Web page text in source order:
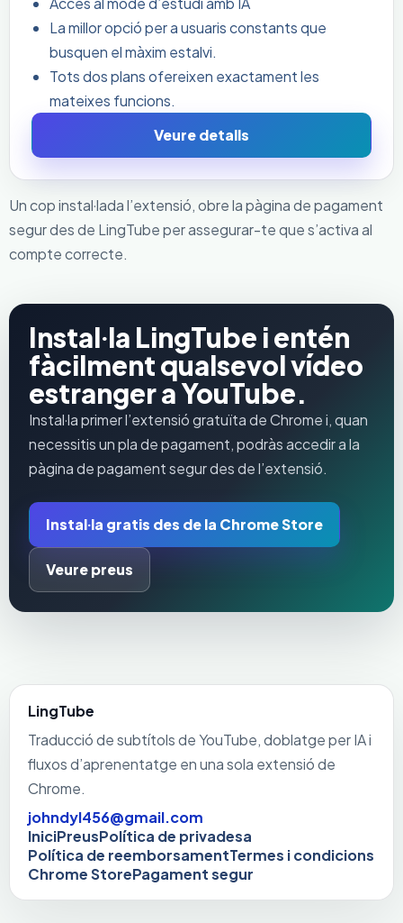
La millor opció per a usuaris constants que
busquen el màxim estalvi.
Tots dos plans ofereixen exactament les
mateixes funcions.
Veure detalls
Un cop instal·lada l’extensió, obre la pàgina de pagament
segur des de LingTube per assegurar-te que s’activa al
compte correcte.
Instal·la LingTube i entén
fàcilment qualsevol vídeo
estranger a YouTube.
Instal·la primer l’extensió gratuïta de Chrome i, quan
necessitis un pla de pagament, podràs accedir a la
pàgina de pagament segur des de l’extensió.
Instal·la gratis des de la Chrome Store
Veure preus
LingTube
Traducció de subtítols de YouTube, doblatge per IA i
fluxos d’aprenentatge en una sola extensió de
Chrome.
johndyl456@gmail.com
IniciPreusPolítica de privadesa
Política de reemborsamentTermes i condicions
Chrome StorePagament segur